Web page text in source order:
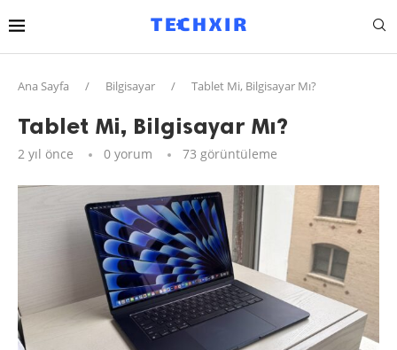
Ana Sayfa / Bilgisayar / Tablet Mi, Bilgisayar Mı?
Tablet Mi, Bilgisayar Mı?
2 yıl önce 0 yorum 73 görüntüleme